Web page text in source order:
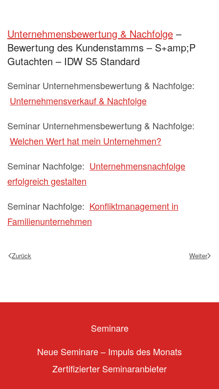
Unternehmensbewertung & Nachfolge –
Bewertung des Kundenstamms – S+amp;P
Gutachten – IDW S5 Standard
Seminar Unternehmensbewertung & Nachfolge:
Unternehmensverkauf & Nachfolge
Seminar Unternehmensbewertung & Nachfolge:
Welchen Wert hat mein Unternehmen?
Seminar Nachfolge: Unternehmensnachfolge
erfolgreich gestalten
Seminar Nachfolge: Konfliktmanagement in
Familienunternehmen
Zurück Weiter
Seminare
Neue Seminare – Impuls des Monats
Zertifizierter Seminaranbieter